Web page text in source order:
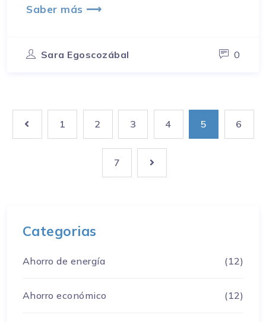
Saber más ⟶
Sara Egoscozábal 0
1 2 3 4 5 6
7
Categorias
Ahorro de energía (12)
Ahorro económico (12)